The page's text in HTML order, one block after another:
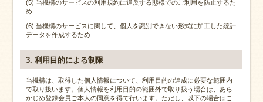
(5) 当機構のサービスの利用規約に違反する態様でのご利用を防止するた
め
(6) 当機構のサービスに関して、個人を識別できない形式に加工した統計
データを作成するため
3. 利用目的による制限
当機構は、取得した個人情報について、利用目的の達成に必要な範囲内
で取り扱います。個人情報を利用目的の範囲外で取り扱う場合は、あら
かじめ登録会員ご本人の同意を得て行います。ただし、以下の場合はこ